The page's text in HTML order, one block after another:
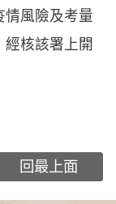
情風險及考量
核該署上開
回最上面